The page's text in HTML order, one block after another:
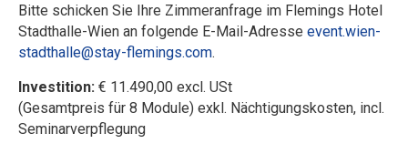
Bitte schicken Sie Ihre Zimmeranfrage im Flemings Hotel
Stadthalle-Wien an folgende E-Mail-Adresse event.wien-
stadthalle@stay-flemings.com.
Investition: € 11.490,00 excl. USt
(Gesamtpreis für 8 Module) exkl. Nächtigungskosten, incl.
Seminarverpflegung